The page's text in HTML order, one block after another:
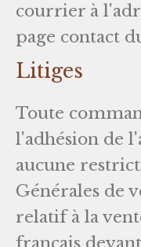
courrier à
page contact
Litiges
Toute
l'adhésion de
aucune
Générales de
relatif à la